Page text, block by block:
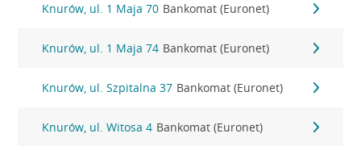
Knurów, ul. 1 Maja 70 Bankomat (Euronet)
Knurów, ul. 1 Maja 74 Bankomat (Euronet)
Knurów, ul. Szpitalna 37 Bankomat (Euronet)
Knurów, ul. Witosa 4 Bankomat (Euronet)